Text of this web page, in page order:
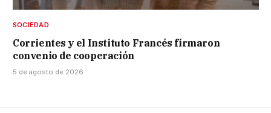
SOCIEDAD
Corrientes y el Instituto Francés firmaron
convenio de cooperación
5 de agosto de 2026